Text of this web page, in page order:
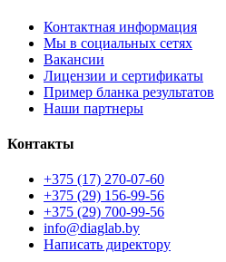
Контактная информация
Мы в социальных сетях
Вакансии
Лицензии и сертификаты
Пример бланка результатов
Наши партнеры
Контакты
+375 (17) 270-07-60
+375 (29) 156-99-56
+375 (29) 700-99-56
info@diaglab.by
Написать директору